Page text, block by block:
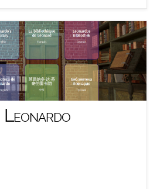
Leonardo